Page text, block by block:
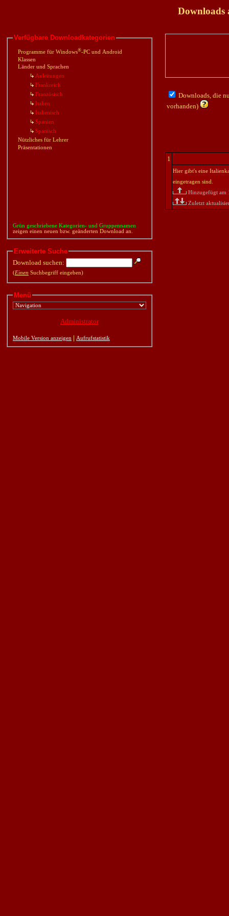
Downloads
Verfügbare Downloadkategorien
Programme für Windows®-PC und Android
Klassen
Länder und Sprachen
Anleitungen
Frankreich
Französisch
Italien
Italienisch
Spanien
Spanisch
Nützliches für Lehrer
Präsentationen
Grün geschriebene Kategorien- und Gruppennamen
zeigen einen neuen bzw. geänderten Download an.
Erweiterte Suche
Download suchen:
(Einen Suchbegriff eingeben)
Menü
Administrator
Mobile Version anzeigen | Aufrufstatistik
Downloads, die
vorhanden)
1
Hier gibt's eine
eingetragen sind.
Hinzugefügt am
Zuletzt